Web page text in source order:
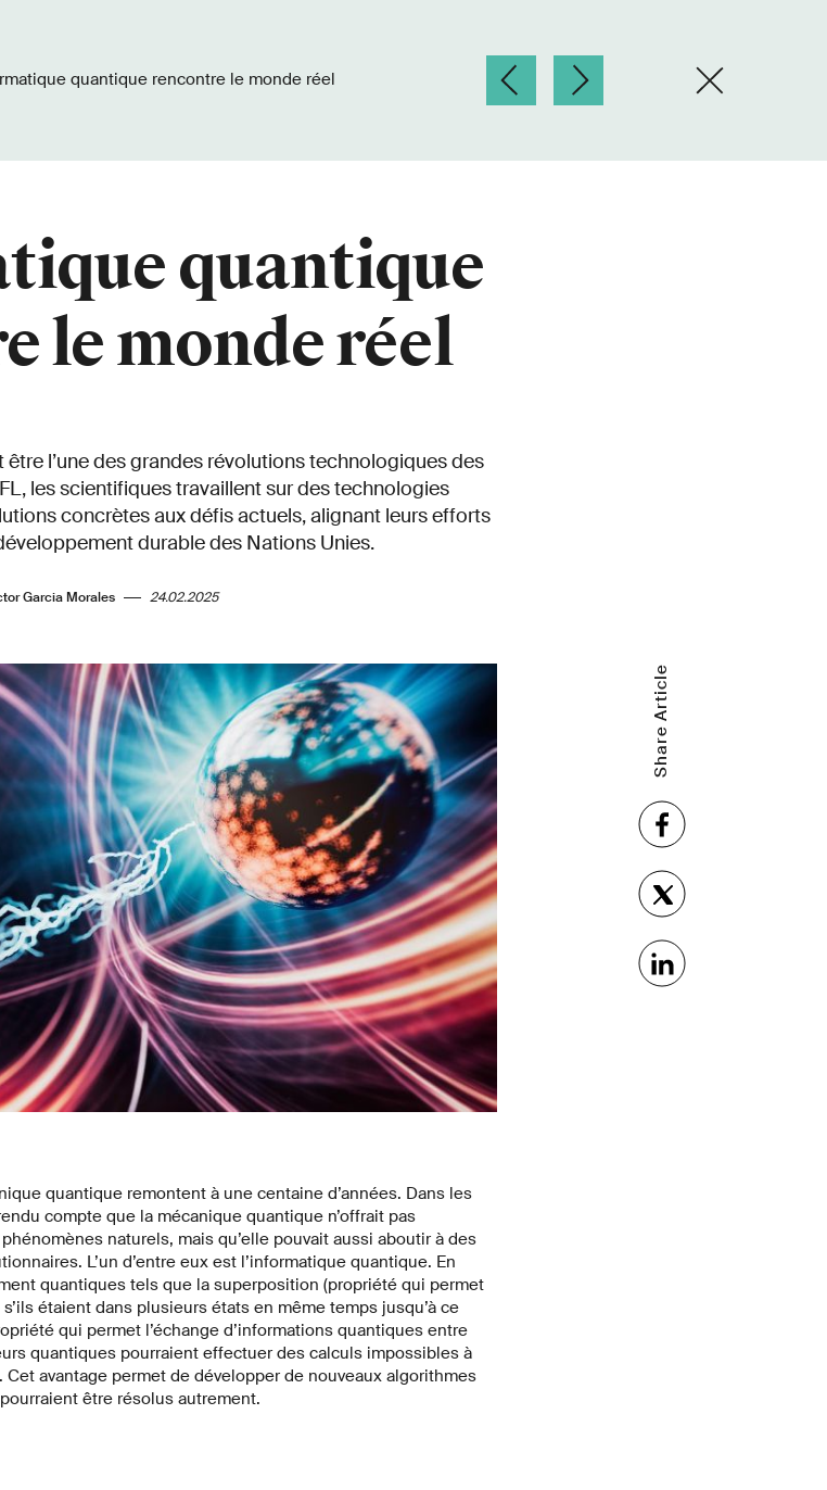
quantique rencontre le monde réel
quantique
le monde réel
l’une des grandes révolutions technologiques des
les scientifiques travaillent sur des technologies
concrètes aux défis actuels, alignant leurs efforts
durable des Nations Unies.
Garcia Morales 24.02.2025
Share Article
quantique remontent à une centaine d’années. Dans les
compte que la mécanique quantique n’offrait pas
naturels, mais qu’elle pouvait aussi aboutir à des
L’un d’entre eux est l’informatique quantique. En
quantiques tels que la superposition (propriété qui permet
étaient dans plusieurs états en même temps jusqu’à ce
qui permet l’échange d’informations quantiques entre
quantiques pourraient effectuer des calculs impossibles à
avantage permet de développer de nouveaux algorithmes
être résolus autrement.